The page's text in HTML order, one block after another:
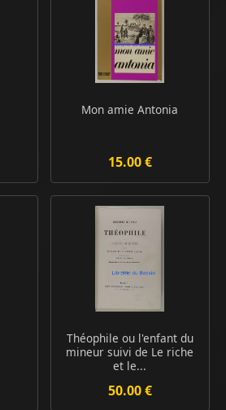
Mon amie Antonia
15.00 €
Théophile ou l'enfant du
mineur suivi de Le riche
et le...
50.00 €